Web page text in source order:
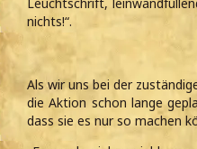
Leuchtschrift,
nichts!“.
Als wir uns bei der
die Aktion schon lange
dass sie es nur so machen